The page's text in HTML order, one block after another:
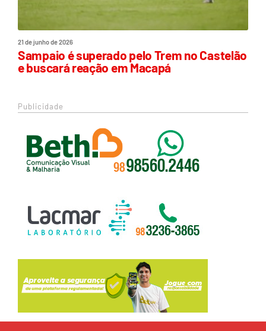
21 de junho de 2026
Sampaio é superado pelo Trem no Castelão
e buscará reação em Macapá
Publicidade